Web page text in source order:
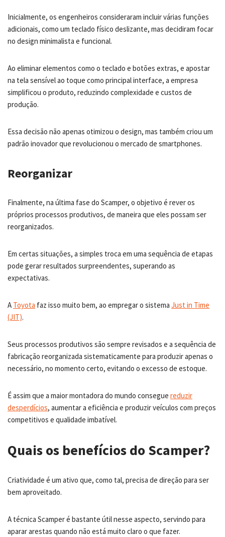
Inicialmente, os engenheiros consideraram incluir várias funções
adicionais, como um teclado físico deslizante, mas decidiram focar
no design minimalista e funcional.
Ao eliminar elementos como o teclado e botões extras, e apostar
na tela sensível ao toque como principal interface, a empresa
simplificou o produto, reduzindo complexidade e custos de
produção.
Essa decisão não apenas otimizou o design, mas também criou um
padrão inovador que revolucionou o mercado de smartphones.
Reorganizar
Finalmente, na última fase do Scamper, o objetivo é rever os
próprios processos produtivos, de maneira que eles possam ser
reorganizados.
Em certas situações, a simples troca em uma sequência de etapas
pode gerar resultados surpreendentes, superando as
expectativas.
A Toyota faz isso muito bem, ao empregar o sistema Just in Time
(JIT).
Seus processos produtivos são sempre revisados e a sequência de
fabricação reorganizada sistematicamente para produzir apenas o
necessário, no momento certo, evitando o excesso de estoque.
É assim que a maior montadora do mundo consegue reduzir
desperdícios, aumentar a eficiência e produzir veículos com preços
competitivos e qualidade imbatível.
Quais os benefícios do Scamper?
Criatividade é um ativo que, como tal, precisa de direção para ser
bem aproveitado.
A técnica Scamper é bastante útil nesse aspecto, servindo para
aparar arestas quando não está muito claro o que fazer.